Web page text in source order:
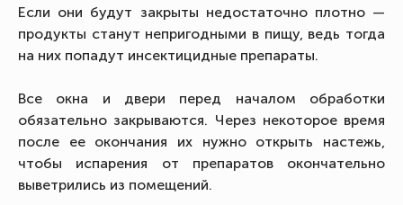
Если они будут закрыты недостаточно плотно —
продукты станут непригодными в пищу, ведь тогда
на них попадут инсектицидные препараты.
Все окна и двери перед началом обработки
обязательно закрываются. Через некоторое время
после ее окончания их нужно открыть настежь,
чтобы испарения от препаратов окончательно
выветрились из помещений.